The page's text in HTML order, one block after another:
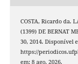
COSTA, Ricardo da.
(1399) DE BERNAT
30, 2014. Disponível
https://
em: 8 ago. 2026.